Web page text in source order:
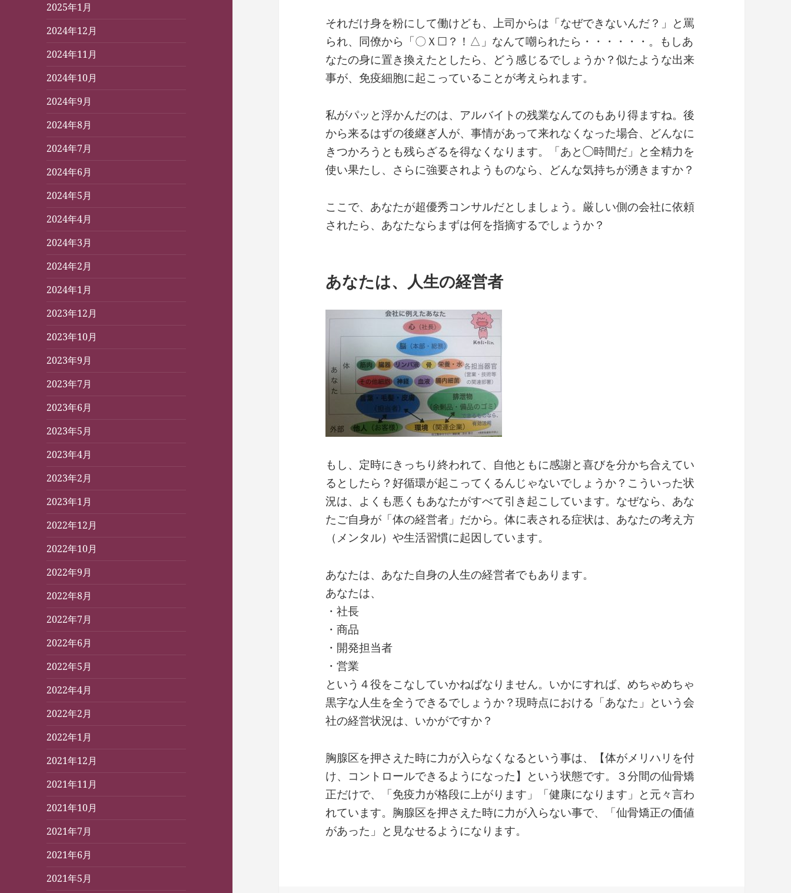
2025年1月
2024年12月
2024年11月
2024年10月
2024年9月
2024年8月
2024年7月
2024年6月
2024年5月
2024年4月
2024年3月
2024年2月
2024年1月
2023年12月
2023年10月
2023年9月
2023年7月
2023年6月
2023年5月
2023年4月
2023年2月
2023年1月
2022年12月
2022年10月
2022年9月
2022年8月
2022年7月
2022年6月
2022年5月
2022年4月
2022年2月
2022年1月
2021年12月
2021年11月
2021年10月
2021年7月
2021年6月
2021年5月
それだけ身を粉にして働けども、上司からは「なぜできないんだ？」と罵
られ、同僚から「〇Ｘ☐？！△」なんて嘲られたら・・・・・・。もしあ
なたの身に置き換えたとしたら、どう感じるでしょうか？似たような出来
事が、免疫細胞に起こっていることが考えられます。
私がパッと浮かんだのは、アルバイトの残業なんてのもあり得ますね。後
から来るはずの後継ぎ人が、事情があって来れなくなった場合、どんなに
きつかろうとも残らざるを得なくなります。「あと◯時間だ」と全精力を
使い果たし、さらに強要されようものなら、どんな気持ちが湧きますか？
ここで、あなたが超優秀コンサルだとしましょう。厳しい側の会社に依頼
されたら、あなたならまずは何を指摘するでしょうか？
あなたは、人生の経営者
もし、定時にきっちり終われて、自他ともに感謝と喜びを分かち合えてい
るとしたら？好循環が起こってくるんじゃないでしょうか？こういった状
況は、よくも悪くもあなたがすべて引き起こしています。なぜなら、あな
たご自身が「体の経営者」だから。体に表される症状は、あなたの考え方
（メンタル）や生活習慣に起因しています。
あなたは、あなた自身の人生の経営者でもあります。
あなたは、
・社長
・商品
・開発担当者
・営業
という４役をこなしていかねばなりません。いかにすれば、めちゃめちゃ
黒字な人生を全うできるでしょうか？現時点における「あなた」という会
社の経営状況は、いかがですか？
胸腺区を押さえた時に力が入らなくなるという事は、【体がメリハリを付
け、コントロールできるようになった】という状態です。３分間の仙骨矯
正だけで、「免疫力が格段に上がります」「健康になります」と元々言わ
れています。胸腺区を押さえた時に力が入らない事で、「仙骨矯正の価値
があった」と見なせるようになります。